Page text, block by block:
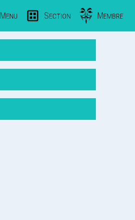
Menu Section Membre